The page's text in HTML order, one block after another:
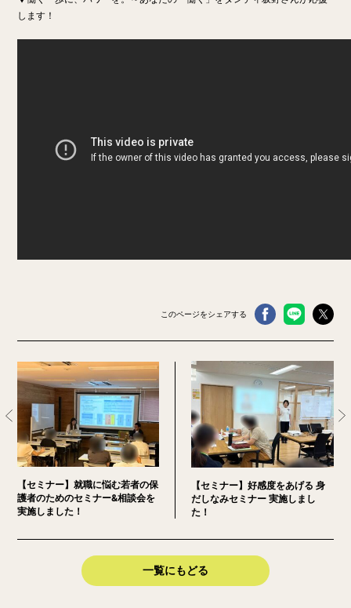
します！
このページをシェアする
【セミナー】就職に悩む若者の保
護者のためのセミナー&相談会を
実施しました！
【セミナー】好感度をあげる 身
だしなみセミナー 実施しまし
た！
一覧にもどる